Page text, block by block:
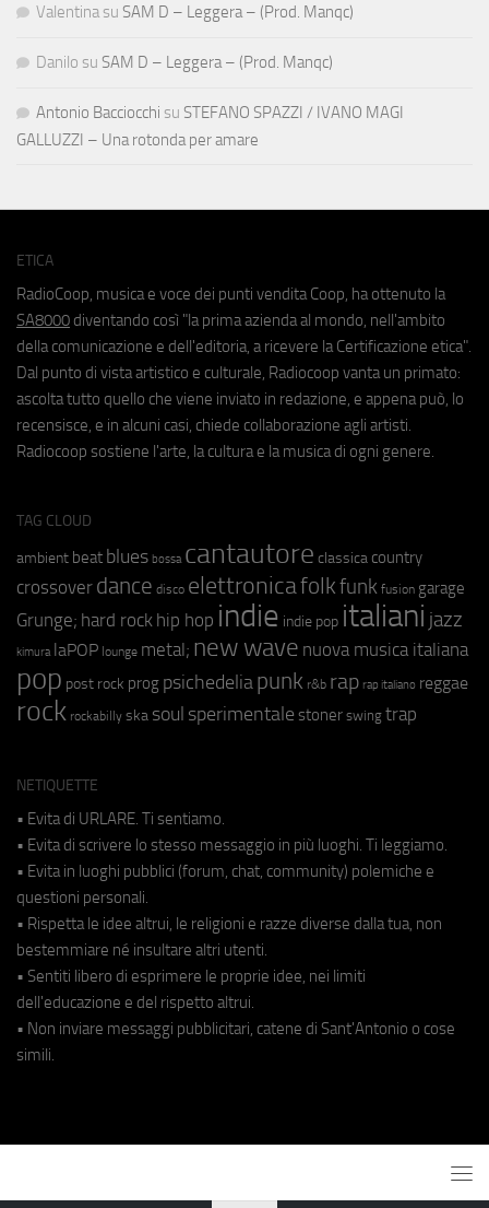
Valentina su SAM D – Leggera – (Prod. Manqc)
Danilo su SAM D – Leggera – (Prod. Manqc)
Antonio Bacciocchi su STEFANO SPAZZI / IVANO MAGI
GALLUZZI – Una rotonda per amare
ETICA
RadioCoop, musica e voce dei punti vendita Coop, ha ottenuto la
SA8000 diventando così "la prima azienda al mondo, nell'ambito
della comunicazione e dell'editoria, a ricevere la Certificazione etica".
Dal punto di vista artistico e culturale, Radiocoop vanta un primato:
ascolta tutto quello che viene inviato in redazione, e appena può, lo
recensisce, e in alcuni casi, chiede collaborazione agli artisti.
Radiocoop sostiene l'arte, la cultura e la musica di ogni genere.
TAG CLOUD
ambient beat blues bossa cantautore classica country
crossover dance disco elettronicafolkfunk fusion garage
Grunge; hard rock hip hop indie indie pop italiani jazz
kimura laPOP lounge metal; new wave nuova musica italiana
pop post rock prog psichedeliapunk r&b rap rap italiano reggae
rock rockabilly ska soul sperimentale stoner swing trap
NETIQUETTE
• Evita di URLARE. Ti sentiamo.
• Evita di scrivere lo stesso messaggio in più luoghi. Ti leggiamo.
• Evita in luoghi pubblici (forum, chat, community) polemiche e
questioni personali.
• Rispetta le idee altrui, le religioni e razze diverse dalla tua, non
bestemmiare né insultare altri utenti.
• Sentiti libero di esprimere le proprie idee, nei limiti
dell'educazione e del rispetto altrui.
• Non inviare messaggi pubblicitari, catene di Sant'Antonio o cose
simili.